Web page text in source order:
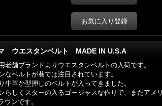
お気に入り登録
ウエスタンベルト MADE IN U.S.A
老舗ブランドよりウエスタンベルトの入荷です。
なベルトが巷では注目されています。
牛革か型押しのベルトが入ってきました。
らしくスターの入るゴージャスな作りで、またアメ
ウンです。